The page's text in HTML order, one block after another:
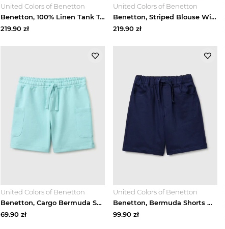
United Colors of Benetton
Benetton, 100% Linen Tank Top With Strap, Pink, Women United Colors Of Benetton
219.90 zł
United Colors of Benetton
Benetton, Striped Blouse With Mandarin Collar, Creamy White, Women United Colors Of Benetton
219.90 zł
United Colors of Benetton
Benetton, Cargo Bermuda Shorts With Drawstring, Aqua, Kids United Colors Of Benetton
69.90 zł
United Colors of Benetton
Benetton, Bermuda Shorts With Drawstring, Dark Blue, Kids United Colors Of Benetton
99.90 zł